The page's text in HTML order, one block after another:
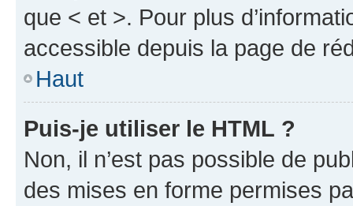
que < et >. Pour plus
accessible depuis la page de
Haut
Puis-je utiliser le HTML ?
Non, il n’est pas possible de
des mises en forme permises